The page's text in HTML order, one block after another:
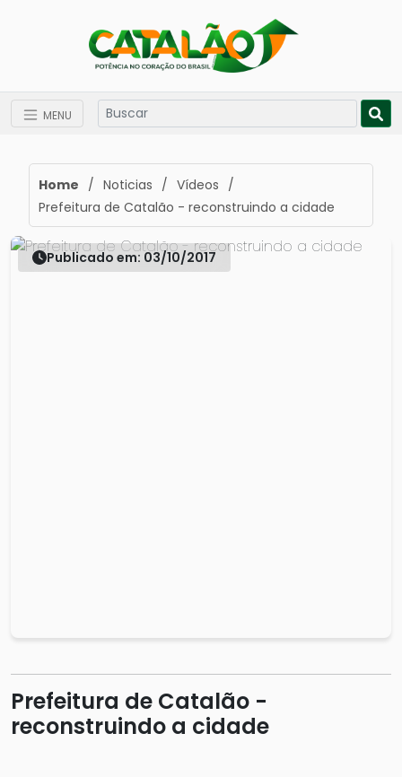
MENU
Home / Noticias / Vídeos /
Prefeitura de Catalão - reconstruindo a cidade
Publicado em: 03/10/2017
Prefeitura de Catalão -
reconstruindo a cidade